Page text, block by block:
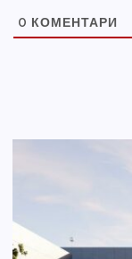
0 КОМЕНТАРИ